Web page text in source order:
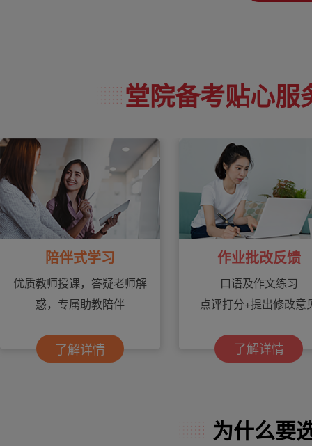
堂院备考贴心服
陪伴式学习
优质教师授课，答疑老师解
惑，专属助教陪伴
了解详情
作业批改反馈
口语及作文练习
点评打分+提出修改意
了解详情
为什么要